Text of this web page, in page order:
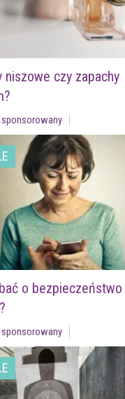
niszowe czy zapachy
o bezpieczeństwo